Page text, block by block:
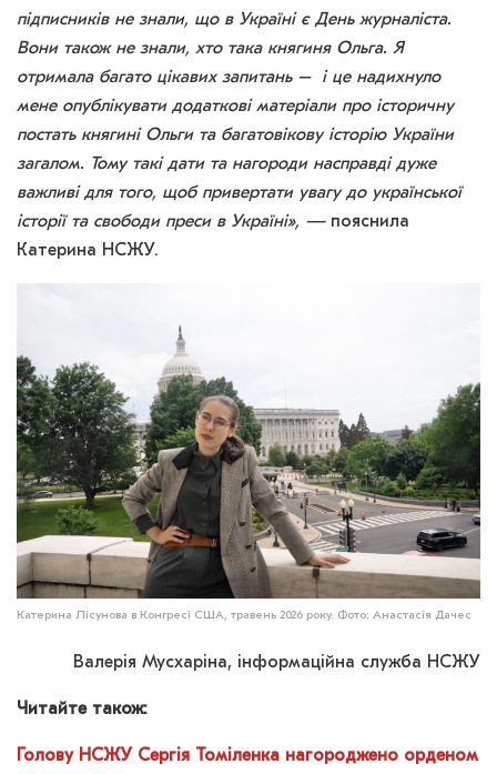
підписників не знали, що в Україні є День журналіста.
Вони також не знали, хто така княгиня Ольга. Я
отримала багато цікавих запитань – і це надихнуло
мене опублікувати додаткові матеріали про історичну
постать княгині Ольги та багатовікову історію України
загалом. Тому такі дати та нагороди насправді дуже
важливі для того, щоб привертати увагу до української
історії та свободи преси в Україні», — пояснила
Катерина НСЖУ.
Катерина Лісунова в Конгресі США, травень 2026 року. Фото: Анастасія Дачес
Валерія Мусхаріна, інформаційна служба НСЖУ
Читайте також:
Голову НСЖУ Сергія Томіленка нагороджено орденом